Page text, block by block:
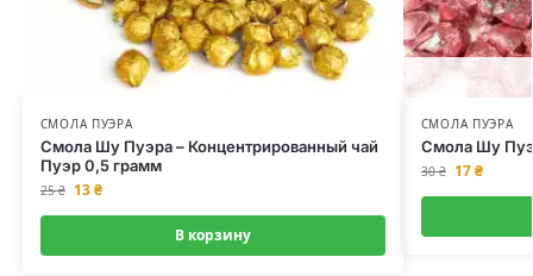
СМОЛА ПУЭРА
Смола Шу Пуэра – Концентрированный чай
Пуэр 0,5 грамм
25₴ 13₴
В корзину
СМОЛА ПУЭРА
Смола Шу
30₴ 17₴